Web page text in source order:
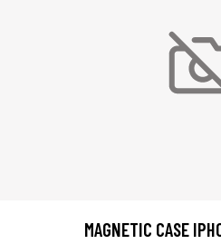
MAGNETIC CASE